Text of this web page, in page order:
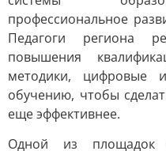
профессиональное
Педагоги региона
повышения
методики, цифровые
обучению, чтобы
еще эффективнее.
Одной из площадок